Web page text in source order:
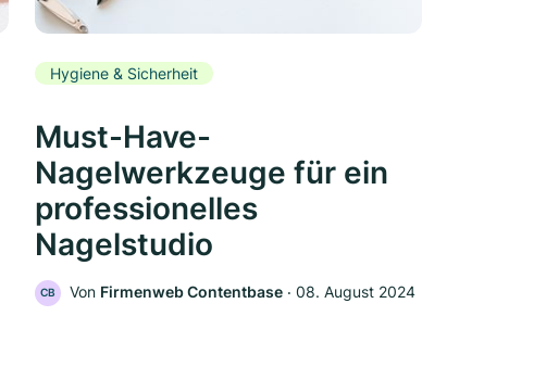
Hygiene & Sicherheit
Must-Have-
Nagelwerkzeuge für ein
professionelles
Nagelstudio
CB Von Firmenweb Contentbase ‧ 08. August 2024